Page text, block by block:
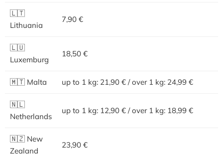
🇱🇹
Lithuania
7,90 €
🇱🇺
Luxemburg
18,50 €
🇲🇹 Malta up to 1 kg: 21,90 € / over 1 kg: 24,99 €
🇳🇱
Netherlands
up to 1 kg: 12,90 € / over 1 kg: 18,99 €
🇳🇿 New
Zealand
23,90 €